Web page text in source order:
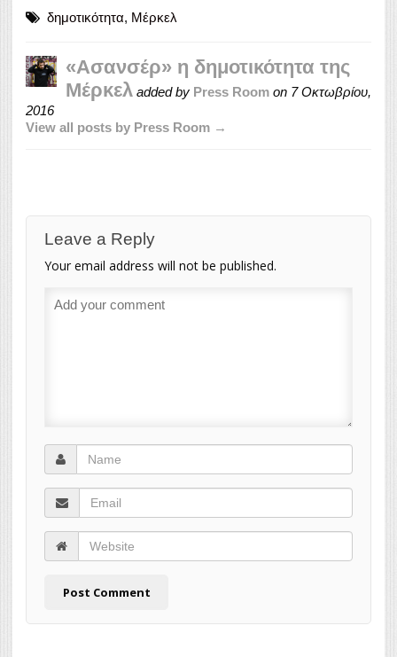
δημοτικότητα, Μέρκελ
«Ασανσέρ» η δημοτικότητα της
Μέρκελ added by Press Room on 7 Οκτωβρίου,
2016
View all posts by Press Room →
Leave a Reply
Your email address will not be published.